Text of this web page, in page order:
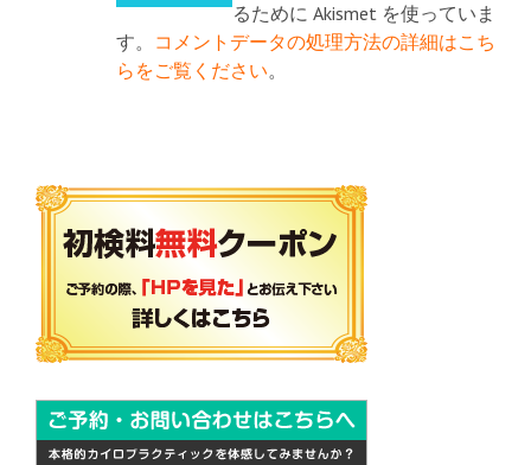
るために Akismet を使っていま
す。 コメントデータの処理方法の詳細はこち
らをご覧ください。